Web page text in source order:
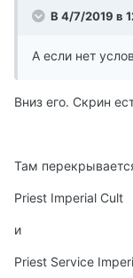
В 4/7/2019 в
А если нет
Вниз его. Скрин
Там
Priest Imperial Cult
и
Priest Service